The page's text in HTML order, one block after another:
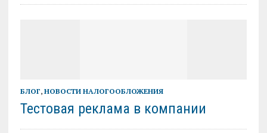
БЛОГ, НОВОСТИ НАЛОГООБЛОЖЕНИЯ
Тестовая реклама в компании